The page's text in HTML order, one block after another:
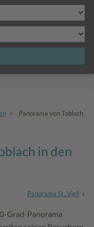
> Panorama von Toblach
in den
Panorama St. Vigil
Grad-Panorama